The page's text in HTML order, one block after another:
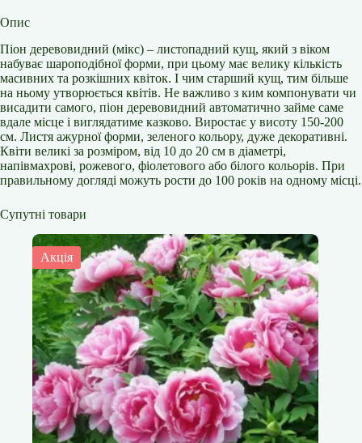
Опис
Піон деревовидний (мікс) – листопадний кущ, який з віком
набуває шароподібної форми, при цьому має велику кількість
масивних та розкішних квіток. І чим старший кущ, тим більше
на ньому утворюється квітів. Не важливо з ким компонувати чи
висадити самого, піон деревовидний автоматично займе саме
вдале місце і виглядатиме казково. Виростає у висоту 150-200
см. Листя ажурної форми, зеленого кольору, дуже декоративні.
Квіти великі за розміром, від 10 до 20 см в діаметрі,
напівмахрові, рожевого, фіолетового або білого кольорів. При
правильному догляді можуть рости до 100 років на одному місці.
Супутні товари
Акція